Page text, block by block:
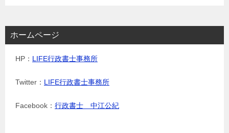
ホームページ
HP： LIFE行政書士事務所
Twitter： LIFE行政書士事務所
Facebook： 行政書士 中江公紀